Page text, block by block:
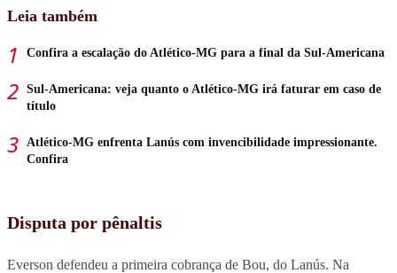
Leia também
Confira a escalação do Atlético-MG para a final da Sul-Americana
Sul-Americana: veja quanto o Atlético-MG irá faturar em caso de
título
Atlético-MG enfrenta Lanús com invencibilidade impressionante.
Confira
Disputa por pênaltis
Everson defendeu a primeira cobrança de Bou, do Lanús. Na